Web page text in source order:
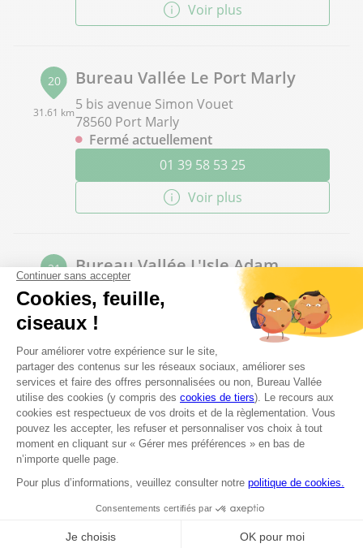
Voir plus
20
31.61 km
Bureau Vallée Le Port Marly
5 bis avenue Simon Vouet
78560 Port Marly
Fermé actuellement
01 39 58 53 25
Voir plus
21
32.67 km
Bureau Vallée L'Isle Adam
9000 rue de la gondole
95290 L'Isle-Adam
Fermé actuellement
09 81 98 30 06
Voir plus
22
34.3 km
Bureau Vallée Villejust-
Courtaboeuf
2 Rue du Zéphyr
Fermé actuellement